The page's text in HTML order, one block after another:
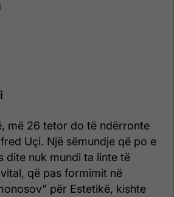
më 26 tetor do të ndërronte
Uçi. Një sëmundje që po e
dite nuk mundi ta linte të
që pas formimit në
për Estetikë, kishte